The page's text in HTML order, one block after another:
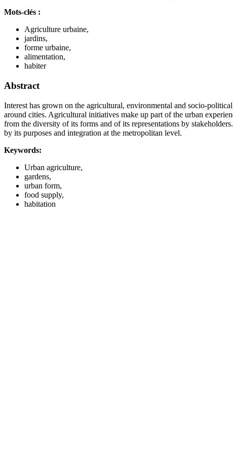
Mots-clés :
Agriculture urbaine,
jardins,
forme urbaine,
alimentation,
habiter
Abstract
Interest has grown on the agricultural, environmental and socio-
around cities. Agricultural initiatives make up part of the urban
from the diversity of its forms and of its representations by
by its purposes and integration at the metropolitan level.
Keywords:
Urban agriculture,
gardens,
urban form,
food supply,
habitation